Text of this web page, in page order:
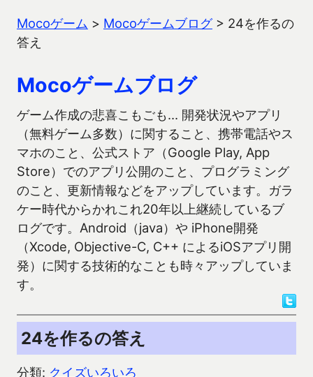
Mocoゲーム > Mocoゲームブログ> 24を作るの
答え
Mocoゲームブログ
ゲーム作成の悲喜こもごも… 開発状況やアプリ
（無料ゲーム多数）に関すること、携帯電話やス
マホのこと、公式ストア（Google Play, App
Store）でのアプリ公開のこと、プログラミング
のこと、更新情報などをアップしています。ガラ
ケー時代からかれこれ20年以上継続しているブ
ログです。Android（java）や iPhone開発
（Xcode, Objective-C, C++ によるiOSアプリ開
発）に関する技術的なことも時々アップしていま
す。
24を作るの答え
分類: クイズいろいろ